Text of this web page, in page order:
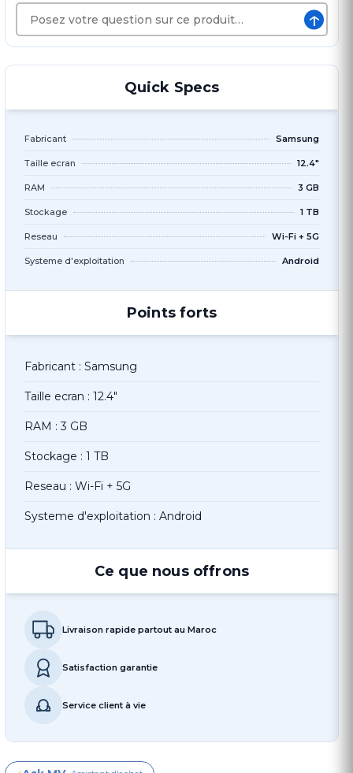
↑
Quick Specs
Fabricant Samsung
Taille ecran 12.4"
RAM 3 GB
Stockage 1 TB
Reseau Wi-Fi + 5G
Systeme d'exploitation Android
Points forts
Fabricant : Samsung
Taille ecran : 12.4"
RAM : 3 GB
Stockage : 1 TB
Reseau : Wi-Fi + 5G
Systeme d'exploitation : Android
Ce que nous offrons
Livraison rapide partout au Maroc
Satisfaction garantie
Service client à vie